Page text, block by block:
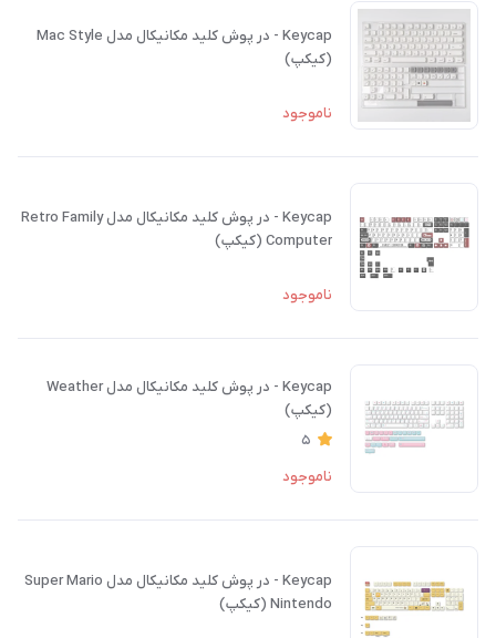
Keycap - در پوش کلید مکانیکال مدل Mac Style
(کیکپ)
ناموجود
Keycap - در پوش کلید مکانیکال مدل Retro Family
Computer (کیکپ)
ناموجود
Keycap - در پوش کلید مکانیکال مدل Weather
(کیکپ)
5
ناموجود
Keycap - در پوش کلید مکانیکال مدل Super Mario
Nintendo (کیکپ)